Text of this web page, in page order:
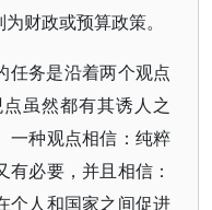
财政或预算政策。
任务是沿着两个观点
虽然都有其诱人之
一种观点相信：纯粹
必要，并且相信：
个人和国家之间促进